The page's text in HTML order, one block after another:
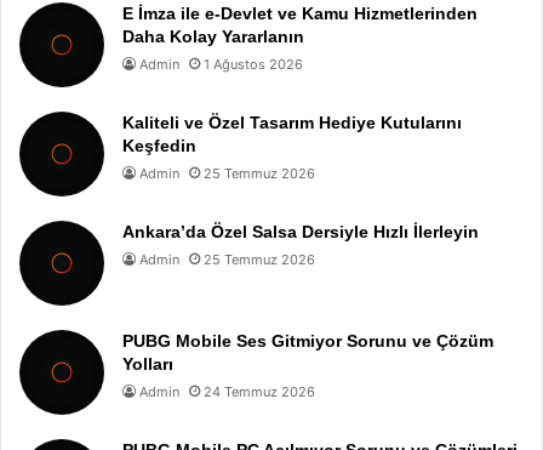
E İmza ile e-Devlet ve Kamu Hizmetlerinden
Daha Kolay Yararlanın
Admin 1 Ağustos 2026
Kaliteli ve Özel Tasarım Hediye Kutularını
Keşfedin
Admin 25 Temmuz 2026
Ankara’da Özel Salsa Dersiyle Hızlı İlerleyin
Admin 25 Temmuz 2026
PUBG Mobile Ses Gitmiyor Sorunu ve Çözüm
Yolları
Admin 24 Temmuz 2026